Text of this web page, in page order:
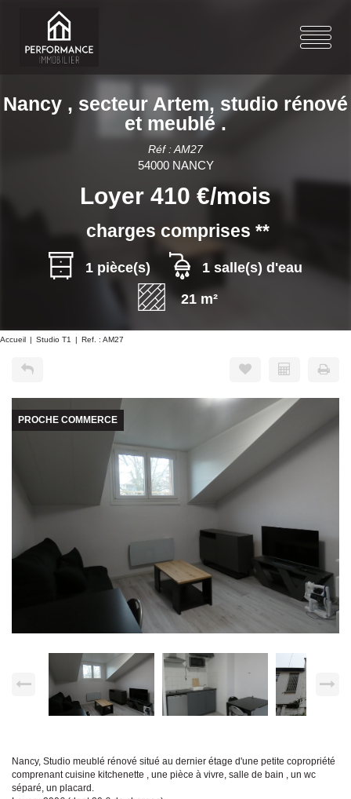
Nancy , secteur Artem, studio rénové
et meublé .
Réf : AM27
54000 NANCY
Loyer 410 €/mois
charges comprises **
1 pièce(s)
1 salle(s) d'eau
21 m²
Accueil Studio T1 Ref. : AM27
PROCHE COMMERCE
Nancy, Studio meublé rénové situé au dernier étage d'une petite copropriété
comprenant cuisine kitchenette , une pièce à vivre, salle de bain , un wc
séparé, un placard.